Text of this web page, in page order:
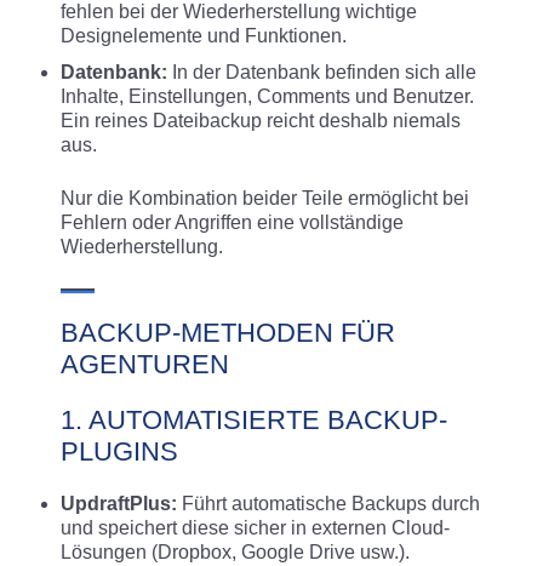
fehlen bei der Wiederherstellung wichtige
Designelemente und Funktionen.
Datenbank: In der Datenbank befinden sich alle
Inhalte, Einstellungen, Comments und Benutzer.
Ein reines Dateibackup reicht deshalb niemals
aus.
Nur die Kombination beider Teile ermöglicht bei
Fehlern oder Angriffen eine vollständige
Wiederherstellung.
BACKUP-METHODEN FÜR
AGENTUREN
1. AUTOMATISIERTE BACKUP-
PLUGINS
UpdraftPlus: Führt automatische Backups durch
und speichert diese sicher in externen Cloud-
Lösungen (Dropbox, Google Drive usw.).